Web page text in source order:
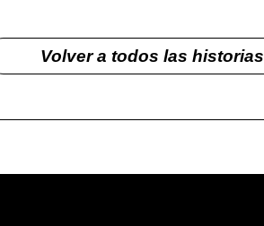
Volver a todos las historias